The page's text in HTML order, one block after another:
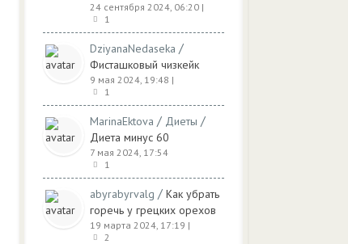
24 сентября 2024, 06:20 |
1
DziyanaNedaseka /
Фисташковый чизкейк
9 мая 2024, 19:48 |
1
MarinaEktova / Диеты /
Диета минус 60
7 мая 2024, 17:54
1
abyrabyrvalg / Как убрать
горечь у грецких орехов
19 марта 2024, 17:19 |
2